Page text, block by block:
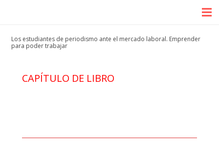
Los estudiantes de periodismo ante el mercado laboral. Emprender
para poder trabajar
CAPÍTULO DE LIBRO